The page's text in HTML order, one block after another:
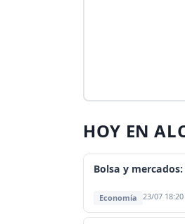
HOY EN
Bolsa y mercados:
Economía 23/07 18:20